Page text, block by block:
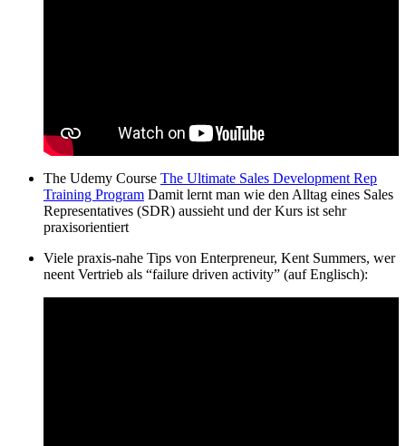
The Udemy Course The Ultimate Sales Development Rep
Training Program Damit lernt man wie den Alltag eines Sales
Representatives (SDR) aussieht und der Kurs ist sehr
praxisorientiert
Viele praxis-nahe Tips von Enterpreneur, Kent Summers, wer
neent Vertrieb als “failure driven activity” (auf Englisch):